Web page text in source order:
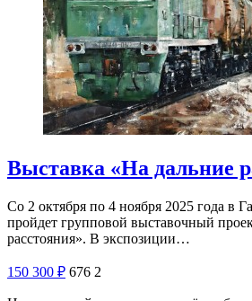
Выставка «На дальние
Со 2 октября по 4 ноября 2025 года в
пройдет групповой выставочный
расстояния». В экспозиции…
150 300 ₽ 676 2